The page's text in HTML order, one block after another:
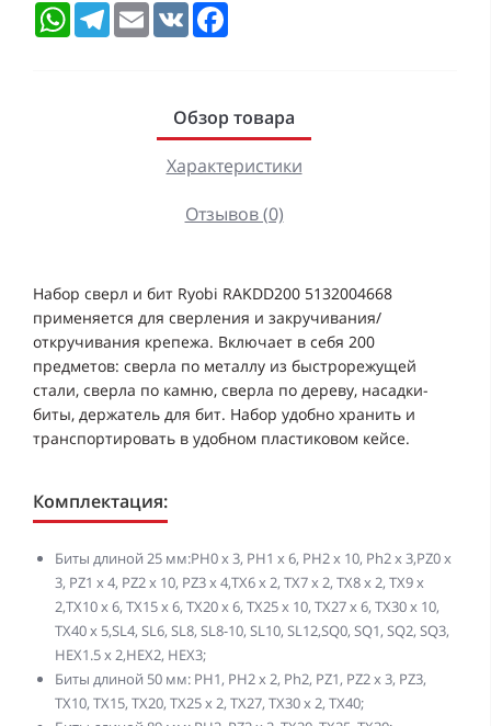
WhatsAppTelegramEmail VK
Обзор товара
Характеристики
Отзывов (0)
Набор сверл и бит Ryobi RAKDD200 5132004668
применяется для сверления и закручивания/
откручивания крепежа. Включает в себя 200
предметов: сверла по металлу из быстрорежущей
стали, сверла по камню, сверла по дереву, насадки-
биты, держатель для бит. Набор удобно хранить и
транспортировать в удобном пластиковом кейсе.
Комплектация:
Биты длиной 25 мм:PH0 x 3, PH1 x 6, PH2 x 10, Ph2 x 3,PZ0 x
3, PZ1 x 4, PZ2 x 10, PZ3 x 4,TX6 x 2, TX7 x 2, TX8 x 2, TX9 x
2,TX10 x 6, TX15 x 6, TX20 x 6, TX25 x 10, TX27 x 6, TX30 x 10,
TX40 x 5,SL4, SL6, SL8, SL8-10, SL10, SL12,SQ0, SQ1, SQ2, SQ3,
HEX1.5 x 2,HEX2, HEX3;
Биты длиной 50 мм: PH1, PH2 x 2, Ph2, PZ1, PZ2 x 3, PZ3,
TX10, TX15, TX20, TX25 x 2, TX27, TX30 x 2, TX40;